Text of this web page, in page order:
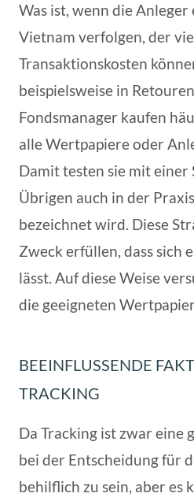
Was ist, wenn die Anleger
Vietnam verfolgen, der
Transaktionskosten
beispielsweise in
Fondsmanager kaufen
alle Wertpapiere oder
Damit testen sie mit einer
Übrigen auch in der
bezeichnet wird. Diese
Zweck erfüllen, dass sich
lässt. Auf diese Weise
die geeigneten
BEEINFLUSSENDE
TRACKING
Da Tracking ist zwar eine
bei der Entscheidung für
behilflich zu sein, aber es